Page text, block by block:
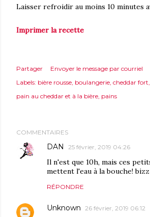
Laisser refroidir au moins 10 minutes
Imprimer la recette
Partager
Envoyer le message par courriel
Labels: bière rousse boulangerie cheddar fort
pain au cheddar et à la bière pains
COMMENTAIRES
DAN 25 février, 2019 04:26
Il n'est que 10h, mais ces
mettent l'eau à la bouche! bizz
RÉPONDRE
Unknown 26 février, 2019 06:12